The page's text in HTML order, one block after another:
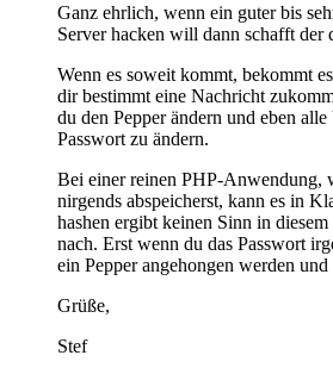
Ganz ehrlich, wenn ein guter bis
Server hacken will dann schafft der
Wenn es soweit kommt, bekommt
dir bestimmt eine Nachricht
du den Pepper ändern und eben
Passwort zu ändern.
Bei einer reinen PHP-Anwendung,
nirgends abspeicherst, kann es in
hashen ergibt keinen Sinn in
nach. Erst wenn du das Passwort
ein Pepper angehongen werden
Grüße,
Stef